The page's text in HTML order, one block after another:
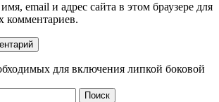
email и адрес сайта в этом браузере для
комментариев.
для включения липкой боковой